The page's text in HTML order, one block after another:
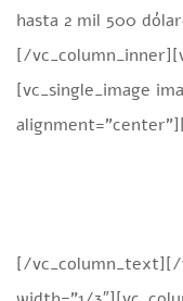
hasta 2 mil 500
[/
[vc_single_image
[/vc_column_text][/